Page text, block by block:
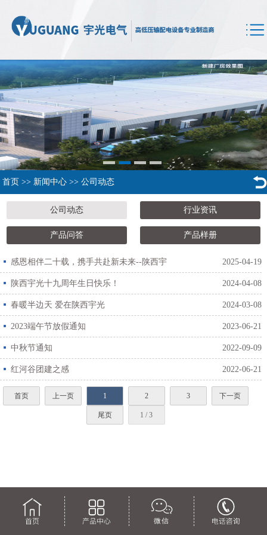
首页 >> 新闻中心 >> 公司动态
公司动态 行业资讯
产品问答 产品样册
感恩相伴二十载，携手共赴新未来--陕西宇
光电气20周年庆典精彩回顾
2025-04-19
陕西宇光十九周年生日快乐！ 2024-04-08
春暖半边天 爱在陕西宇光 2024-03-08
2023端午节放假通知 2023-06-21
中秋节通知 2022-09-09
红河谷团建之感 2022-06-21
首页 上一页 1 2 3 下一页
尾页 1 / 3